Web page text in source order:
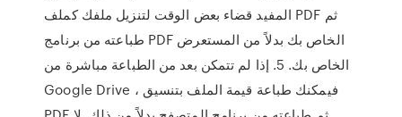
المفيد قضاء بعض الوقت لتنزيل ملفك كملف PDF ثم
طباعته من برنامج PDF الخاص بك بدلاً من المستعرض
الخاص بك. 5. إذا لم تتمكن بعد من الطباعة مباشرة من
Google Drive ، فيمكنك طباعة قيمة الملف بتنسيق